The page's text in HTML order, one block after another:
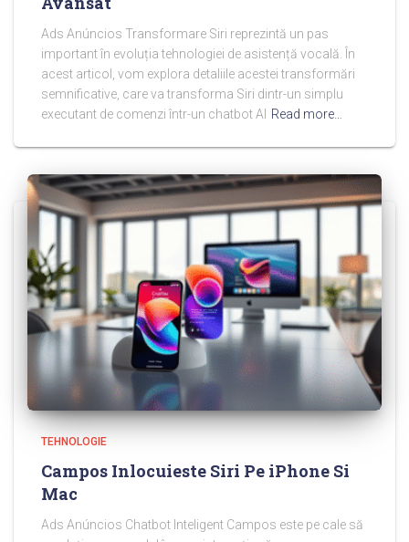
Ads Anúncios Transformare Siri reprezintă un pas
important în evoluția tehnologiei de asistență vocală. În
acest articol, vom explora detaliile acestei transformări
semnificative, care va transforma Siri dintr-un simplu
executant de comenzi într-un chatbot AI Read more…
TEHNOLOGIE
Campos Inlocuieste Siri Pe iPhone Si
Mac
Ads Anúncios Chatbot Inteligent Campos este pe cale să